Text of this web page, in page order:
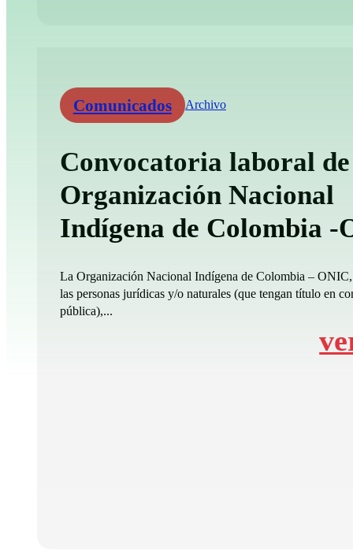
Comunicados Archivo
Convocatoria laboral
Organización Nacional
Indígena de Colombia -
La Organización Nacional Indígena de Colombia – ONIC,
las personas jurídicas y/o naturales (que tengan título en
pública),...